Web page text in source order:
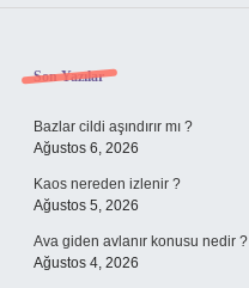
Sidebar
Son Yazılar
Bazlar cildi aşındırır mı ?
Ağustos 6, 2026
Kaos nereden izlenir ?
Ağustos 5, 2026
Ava giden avlanır konusu nedir ?
Ağustos 4, 2026